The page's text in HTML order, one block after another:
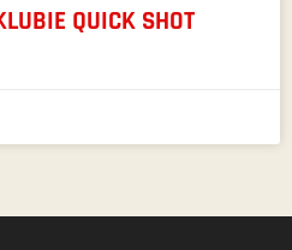
QUICK SHOT